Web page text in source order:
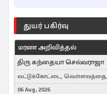
துயர் பகிர்வு
மரண அறிவித்தல்
திரு கந்தையா செல்வராஜா
வட்டுக்கோட்டை, வெள்ளவத்தை,
Toronto, Canada
06 Aug, 2026